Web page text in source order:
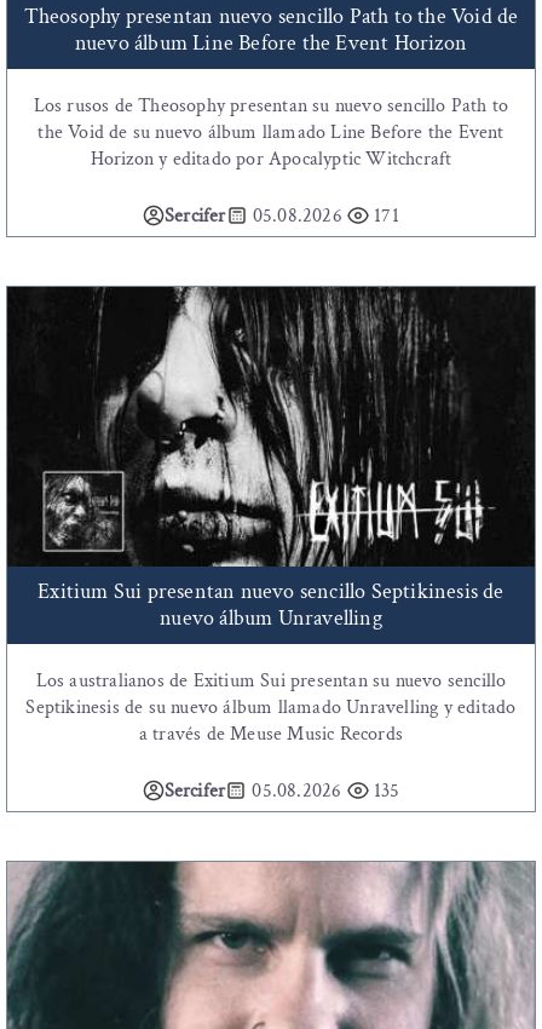
Theosophy presentan nuevo sencillo Path to the Void de
nuevo álbum Line Before the Event Horizon
Los rusos de Theosophy presentan su nuevo sencillo Path to
the Void de su nuevo álbum llamado Line Before the Event
Horizon y editado por Apocalyptic Witchcraft
Sercifer 05.08.2026 171
Exitium Sui presentan nuevo sencillo Septikinesis de
nuevo álbum Unravelling
Los australianos de Exitium Sui presentan su nuevo sencillo
Septikinesis de su nuevo álbum llamado Unravelling y editado
a través de Meuse Music Records
Sercifer 05.08.2026 135